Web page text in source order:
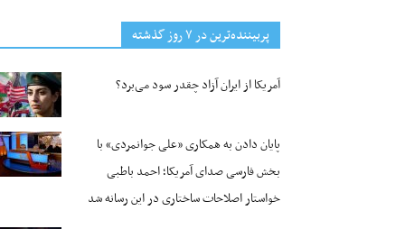
پربیننده‌ترین‌ در ۷ روز گذشته
آمریکا از ایران آزاد چقدر سود می‌برد؟
پایان دادن به همکاری «علی جوانمردی» با
بخش فارسی صدای آمریکا؛ احمد باطبی
خواستار اصلاحات ساختاری در این رسانه شد